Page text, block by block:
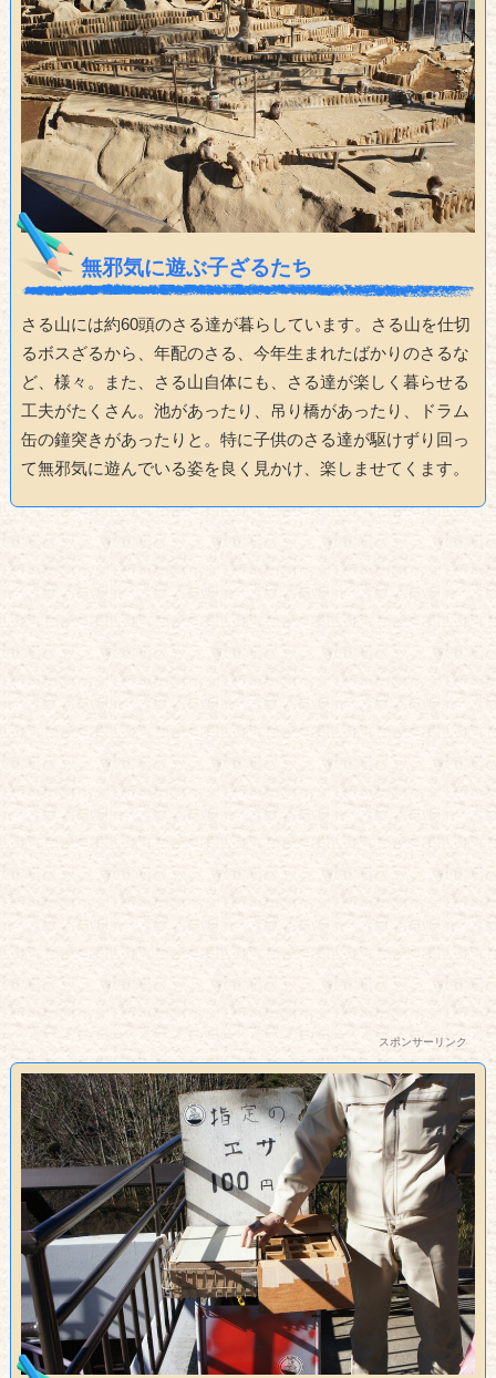
無邪気に遊ぶ子ざるたち
さる山には約60頭のさる達が暮らしています。さる山を仕切
るボスざるから、年配のさる、今年生まれたばかりのさるな
ど、様々。また、さる山自体にも、さる達が楽しく暮らせる
工夫がたくさん。池があったり、吊り橋があったり、ドラム
缶の鐘突きがあったりと。特に子供のさる達が駆けずり回っ
て無邪気に遊んでいる姿を良く見かけ、楽しませてくます。
スポンサーリンク